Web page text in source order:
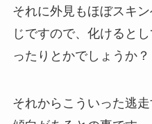
それに外見もほぼスキ
じですので、化けると
ったりとかでしょうか？
それからこういった逃